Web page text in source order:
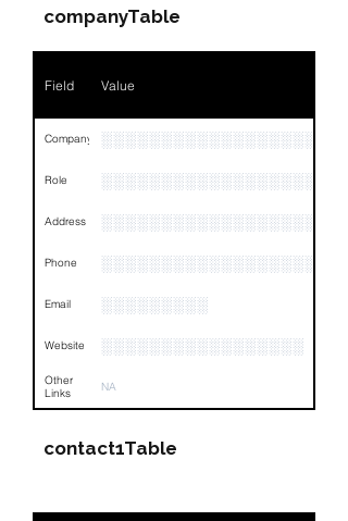
Position
Phone NA
Email
Links NA
companyTable
Field Value
Company
Role
Address
Phone
Email ░░░░░░░░░
Website ░░░░░░░░░░░░░░░░░
Other
Links
NA
contact1Table